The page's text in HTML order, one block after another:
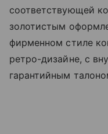
соответствующей
золотистым
фирменном стиле
ретро-дизайне, с
гарантийным